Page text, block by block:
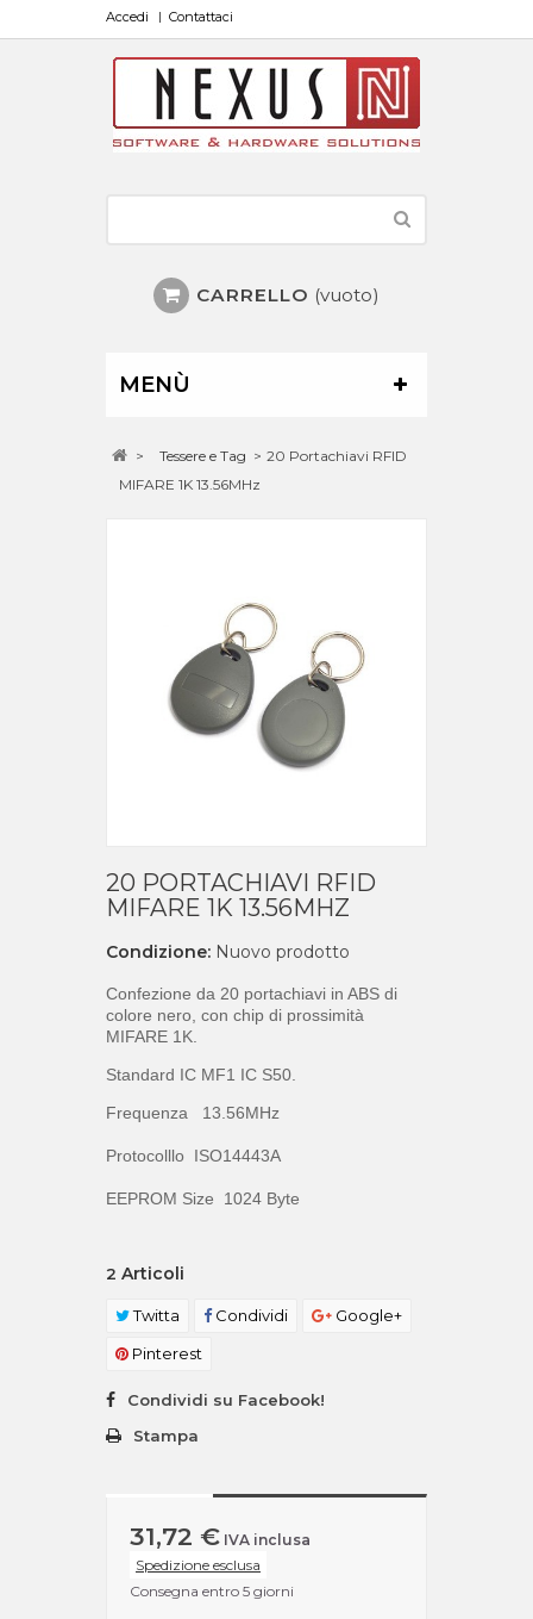
Accedi Contattaci
CARRELLO (vuoto)
MENÙ
> Tessere e Tag > 20 Portachiavi RFID
MIFARE 1K 13.56MHz
20 PORTACHIAVI RFID
MIFARE 1K 13.56MHZ
Condizione: Nuovo prodotto
Confezione da 20 portachiavi in ABS di
colore nero, con chip di prossimità
MIFARE 1K.
Standard IC MF1 IC S50.
Frequenza
13.56MHz
Protocolllo ISO14443A
EEPROM Size 1024 Byte
2 Articoli
Twitta Condividi
Google+
Pinterest
Condividi su Facebook!
Stampa
31,72 € IVA inclusa
Spedizione esclusa
Consegna entro 5 giorni